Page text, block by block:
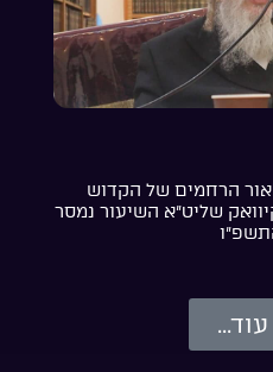
אור הרחמים של הקדוש
שליט”א השיעור נמסר